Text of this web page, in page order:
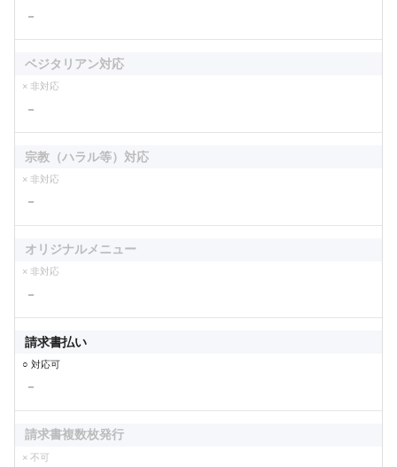
－
ベジタリアン対応
× 非対応
－
宗教（ハラル等）対応
× 非対応
－
オリジナルメニュー
× 非対応
－
請求書払い
○ 対応可
－
請求書複数枚発行
× 不可